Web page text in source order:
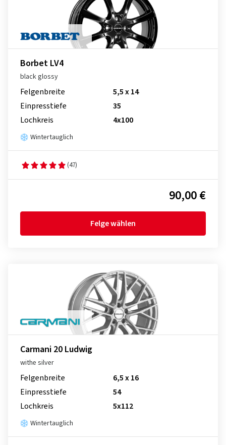
Borbet LV4
black glossy
Felgenbreite
5,5 x 14
Einpresstiefe
35
Lochkreis
4x100
Wintertauglich
(47)
90,00 €
Felge wählen
Carmani 20 Ludwig
withe silver
Felgenbreite
6,5 x 16
Einpresstiefe
54
Lochkreis
5x112
Wintertauglich